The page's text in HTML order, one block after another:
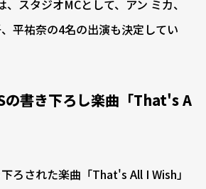
スタジオMCとして、アン ミカ、
平祐奈の4名の出演も決定してい
の書き下ろし楽曲「That's A
ろされた楽曲「That's All I Wish」